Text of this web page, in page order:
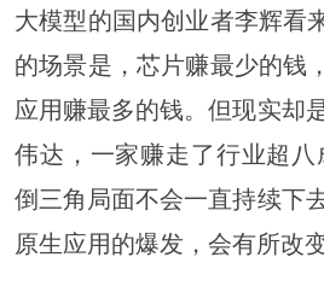
大模型的国内创业者李辉看
的场景是，芯片赚最少的钱
应用赚最多的钱。但现实却
伟达，一家赚走了行业超八
倒三角局面不会一直持续下
原生应用的爆发，会有所改